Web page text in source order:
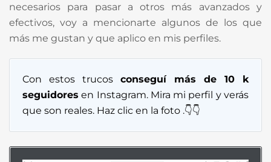
necesarios para pasar a otros más avanzados y
efectivos, voy a mencionarte algunos de los que
más me gustan y que aplico en mis perfiles.
Con estos trucos conseguí más de 10 k
seguidores en Instagram. Mira mi perfil y verás
que son reales. Haz clic en la foto .👇👇